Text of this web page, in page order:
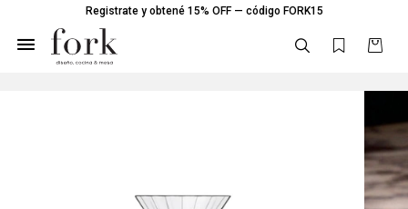
Registrate y obtené 15% OFF — código FORK15
